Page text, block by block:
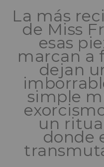
La más
de Miss
esas
marcan a
dejan
simple
un
donde